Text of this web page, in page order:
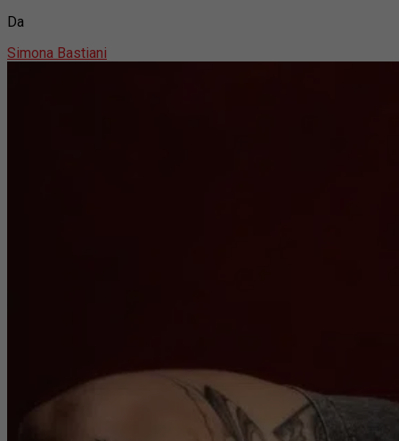
Da
Simona Bastiani